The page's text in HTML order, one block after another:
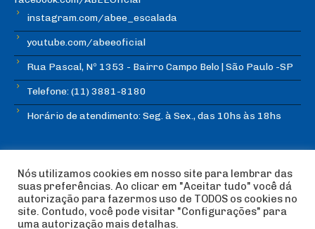
instagram.com/abee_escalada
youtube.com/abeeoficial
Rua Pascal, Nº 1353 - Bairro Campo Belo | São Paulo -SP
Telefone: (11) 3881-8180
Horário de atendimento: Seg. à Sex., das 10hs às 18hs
© Copyright ABEE | Associação Brasileira de Escalada
Esportiva 2018 | Design:
Imagética Design
Nós utilizamos cookies em nosso site para lembrar das
suas preferências. Ao clicar em "Aceitar tudo" você dá
autorização para fazermos uso de TODOS os cookies no
site. Contudo, você pode visitar "Configurações" para
uma autorização mais detalhas.